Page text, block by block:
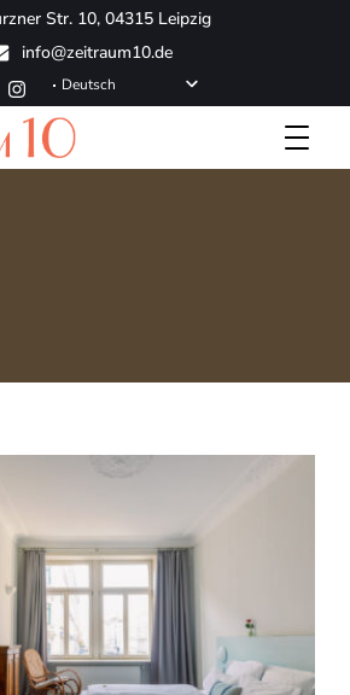
Str. 10, 04315 Leipzig
info@zeitraum10.de
Deutsch